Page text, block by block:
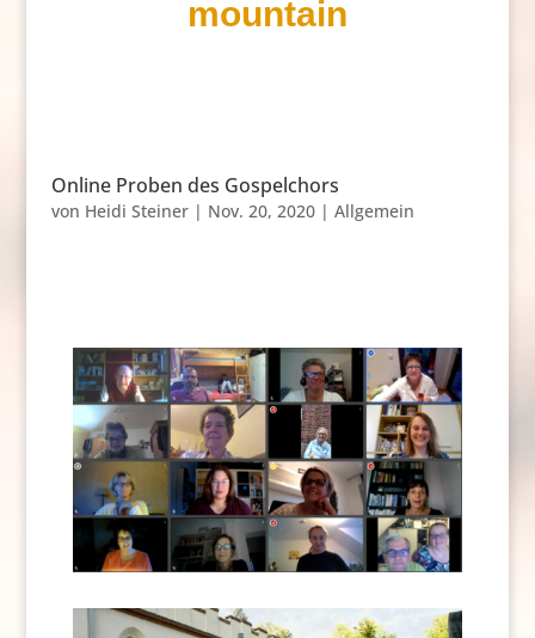
mountain
Online Proben des Gospelchors
von Heidi Steiner| Nov. 20, 2020| Allgemein